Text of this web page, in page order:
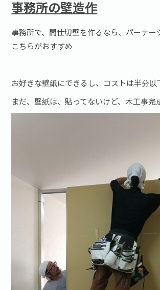
事務所の壁造作
事務所で、間仕切壁を作るなら、パーテー
こちらがおすすめ
お好きな壁紙にできるし、コストは半分以
まだ、壁紙は、貼ってないけど、木工事完